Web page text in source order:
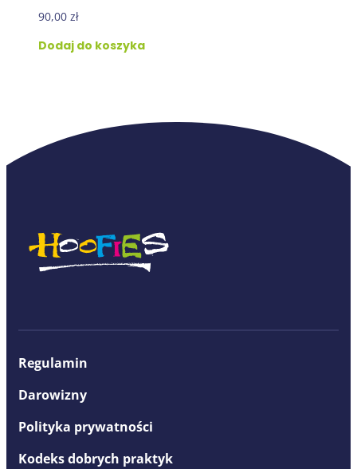
90,00 zł
Dodaj do koszyka
Regulamin
Darowizny
Polityka prywatności
Kodeks dobrych praktyk